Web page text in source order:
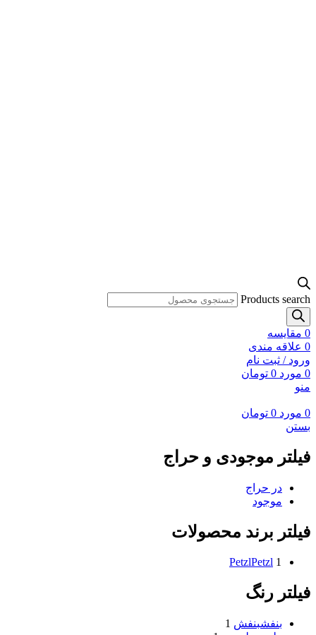
Products search
0 مقايسه
0 علاقه مندی
ورود / ثبت نام
0 مورد 0 تومان
منو
0 مورد 0 تومان
بستن
فیلتر موجودی و حراج
در حراج
موجود
فیلتر برند محصولات
PetzlPetzl 1
فیلتر رنگ
بنفشبنفش 1